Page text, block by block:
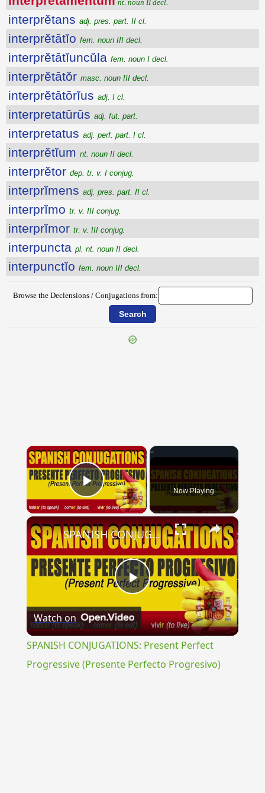
nt. noun II decl.
interprĕtans adj. pres. part. II cl.
interprĕtātĭo fem. noun III decl.
interprĕtātĭuncŭla fem. noun I decl.
interprĕtātŏr masc. noun III decl.
interprĕtātōrĭus adj. I cl.
interpretatūrūs adj. fut. part.
interpretatus adj. perf. part. I cl.
interprĕtĭum nt. noun II decl.
interprĕtor dep. tr. v. I conjug.
interprĭmens adj. pres. part. II cl.
interprĭmo tr. v. III conjug.
interprĭmor tr. v. III conjug.
interpuncta pl. nt. noun II decl.
interpunctĭo fem. noun III decl.
Browse the Declensions / Conjugations from:
×
Play Video Now Playing
×
Play
Video
SPANISH CONJUGATIONS: Present Perfect Progressive (Presente Perfecto Progresivo)
Watch on
SPANISH CONJUGATIONS: Present Perfect
Progressive (Presente Perfecto Progresivo)